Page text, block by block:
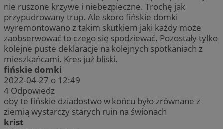
nie ruszone krzywe i niebezpieczne. Trochę jak
przypudrowany trup. Ale skoro fińskie domki
wyremontowano z takim skutkiem jaki każdy może
zaobserwować to czego się spodziewać. Pozostały tylko
kolejne puste deklaracje na kolejnych spotkaniach z
mieszkańcami. Kres już bliski.
fińskie domki
2022-04-27 o 12:49
4 Odpowiedz
oby te fińskie dziadostwo w końcu było zrównane z
ziemią wystarczy starych ruin na świonach
krist